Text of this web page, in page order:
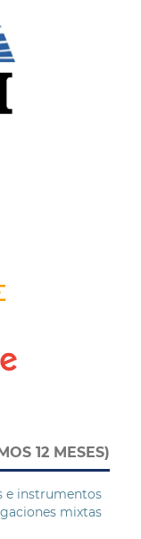
12 MESES)
e instrumentos
mixtas